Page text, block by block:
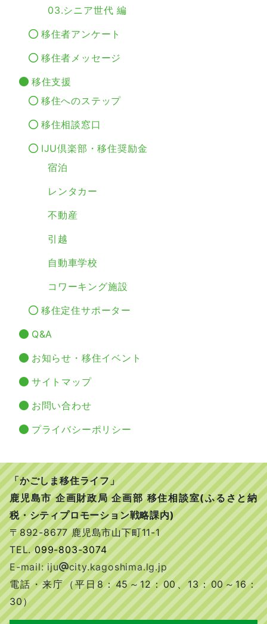
03.シニア世代 編
移住者アンケート
移住者メッセージ
移住支援
移住へのステップ
移住相談窓口
IJU倶楽部・移住奨励金
宿泊
レンタカー
不動産
引越
自動車学校
コワーキング施設
移住定住サポーター
Q&A
お知らせ・移住イベント
サイトマップ
お問い合わせ
プライバシーポリシー
「かごしま移住ライフ」
鹿児島市 企画財政局 企画部 移住相談室(ふるさと納
税・シティプロモーション戦略課内)
〒892-8677 鹿児島市山下町11-1
TEL.099-803-3074
E-mail: iju
city.kagoshima.lg.jp
電話・来庁（平日8：45～12：00、13：00～16：
30）